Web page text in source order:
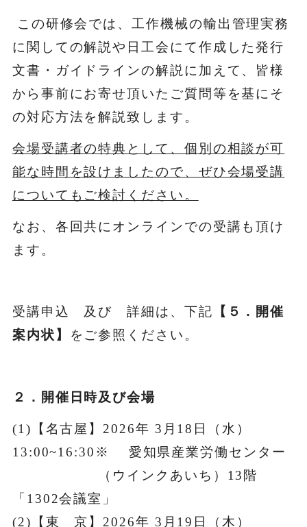
この研修会では、工作機械の輸出管理実務
に関しての解説や日工会にて作成した発行
文書・ガイドラインの解説に加えて、皆様
から事前にお寄せ頂いたご質問等を基にそ
の対応方法を解説致します。
会場受講者の特典として、個別の相談が可
能な時間を設けましたので、ぜひ会場受講
についてもご検討ください。
なお、各回共にオンラインでの受講も頂け
ます。
受講申込 及び 詳細は、下記 【５．開催
案内状】
をご参照ください。
２．開催日時及び会場
(1)【名古屋】2026年 3月18日（水）
13:00~16:30※ 愛知県産業労働センター
（ウインクあいち）13階
「1302会議室」
(2)【東 京】2026年 3月19日（木）